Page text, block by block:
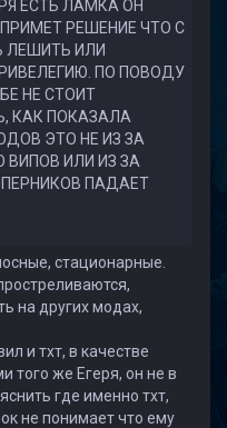
ЕСТЬ ЛАМКА ОН
РЕШЕНИЕ ЧТО С
ЛЕШИТЬ ИЛИ
ПО ПОВОДУ
НЕ СТОИТ
КАК ПОКАЗАЛА
ЭТО НЕ ИЗ ЗА
ВИПОВ ИЛИ ИЗ ЗА
ПАДАЕТ
стационарные.
на других модах,
и тхт, в качестве
того же Егеря, он не в
где именно тхт,
не понимает что ему